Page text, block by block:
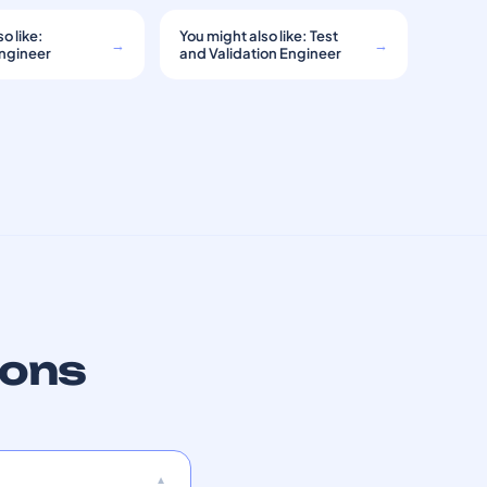
like:
→
You might also like: Test
and Validation Engineer
→